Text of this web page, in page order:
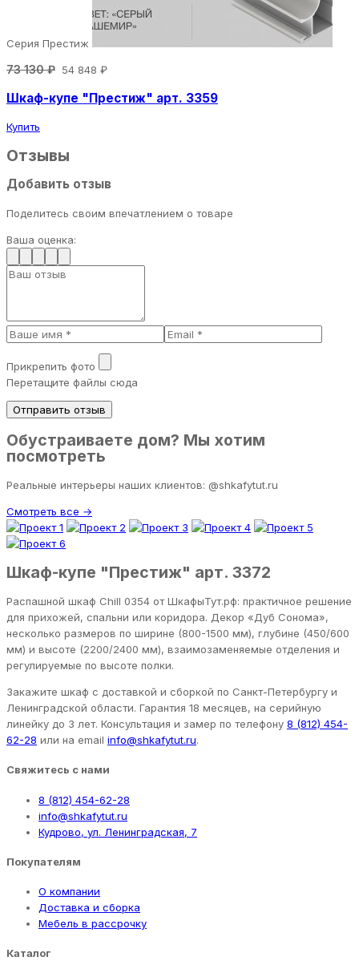
Серия Престиж
73 130 ₽ 54 848 ₽
Шкаф-купе "Престиж" арт. 3359
Купить
Отзывы
Добавить отзыв
Поделитесь своим впечатлением о товаре
Ваша оценка:
Прикрепить фото
Перетащите файлы сюда
Отправить отзыв
Обустраиваете дом? Мы хотим
посмотреть
Реальные интерьеры наших клиентов: @shkafytut.ru
Смотреть все →
Шкаф-купе "Престиж" арт. 3372
Распашной шкаф Chill 0354 от ШкафыТут.рф: практичное решение
для прихожей, спальни или коридора. Декор «Дуб Сонома»,
несколько размеров по ширине (800-1500 мм), глубине (450/600
мм) и высоте (2200/2400 мм), взаимозаменяемые отделения и
регулируемые по высоте полки.
Закажите шкаф с доставкой и сборкой по Санкт-Петербургу и
Ленинградской области. Гарантия 18 месяцев, на серийную
линейку до 3 лет. Консультация и замер по телефону 8 (812) 454-
62-28 или на email info@shkafytut.ru.
Свяжитесь с нами
8 (812) 454-62-28
info@shkafytut.ru
Кудрово, ул. Ленинградская, 7
Покупателям
О компании
Доставка и сборка
Мебель в рассрочку
Каталог